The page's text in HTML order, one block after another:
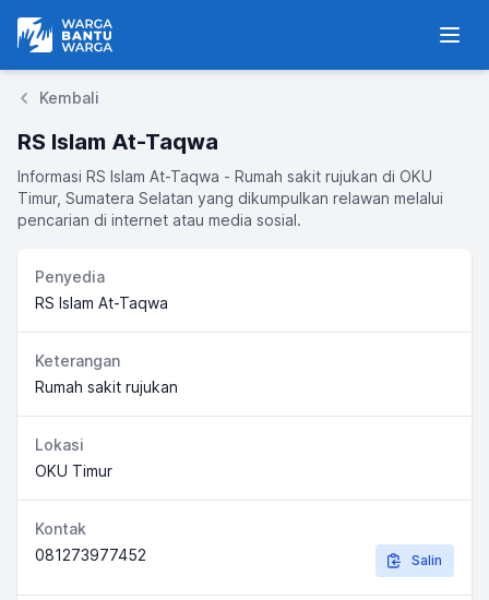
Warga Bantu Warga
Kembali
RS Islam At-Taqwa
Informasi RS Islam At-Taqwa - Rumah sakit rujukan di OKU
Timur, Sumatera Selatan yang dikumpulkan relawan melalui
pencarian di internet atau media sosial.
Penyedia
RS Islam At-Taqwa
Keterangan
Rumah sakit rujukan
Lokasi
OKU Timur
Kontak
081273977452
Salin